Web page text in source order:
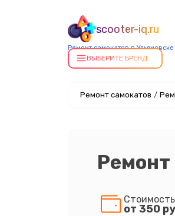
scooter-iq.ru
Ремонт самокатов в Ульяновске
ВЫБЕРИТЕ БРЕНД
Ремонт самокатов /
Ремонт
от 350